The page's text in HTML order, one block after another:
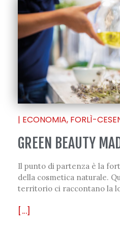
| ECONOMIA, FORLÌ-
GREEN BEAUTY
Il punto di partenza è la
della cosmetica naturale.
territorio ci raccontano la
[...]